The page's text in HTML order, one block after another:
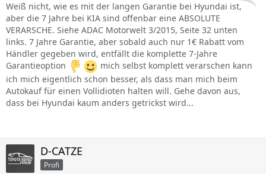
Weiß nicht, wie es mit der langen Garantie bei Hyundai ist,
aber die 7 Jahre bei KIA sind offenbar eine ABSOLUTE
VERARSCHE. Siehe ADAC Motorwelt 3/2015, Seite 32 unten
links. 7 Jahre Garantie, aber sobald auch nur 1€ Rabatt vom
Händler gegeben wird, entfällt die komplette 7-Jahre
Garantieoption
mich selbst komplett verarschen kann
ich mich eigentlich schon besser, als dass man mich beim
Autokauf für einen Vollidioten halten will. Gehe davon aus,
dass bei Hyundai kaum anders getrickst wird...
D-CATZE
Profi